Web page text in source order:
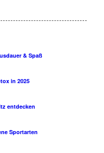
& Spaß
in 2025
entdecken
Sportarten